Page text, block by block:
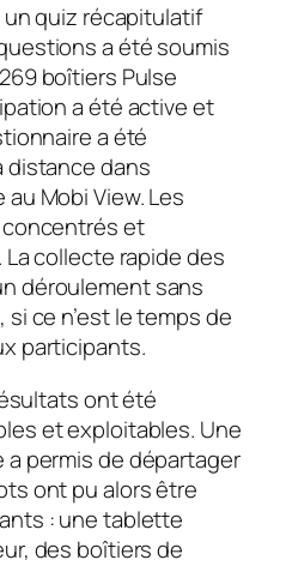
un quiz récapitulatif
a été soumis
boîtiers Pulse
a été active et
a été
dans
Mobi View. Les
et
La collecte rapide des
déroulement sans
ce n’est le temps de
participants.
ont été
et exploitables. Une
permis de départager
ont pu alors être
: une tablette
des boîtiers de